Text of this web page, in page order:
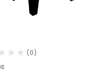
(0)